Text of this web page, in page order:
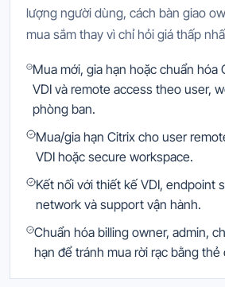
lượng người dùng, cách bàn giao
mua sắm thay vì chỉ hỏi giá thấp
Mua mới, gia hạn hoặc chuẩn hóa
VDI và remote access theo user,
phòng ban.
Mua/gia hạn Citrix cho user
VDI hoặc secure workspace.
Kết nối với thiết kế VDI, endpoint
network và support vận hành.
Chuẩn hóa billing owner, admin,
hạn để tránh mua rời rạc bằng thẻ